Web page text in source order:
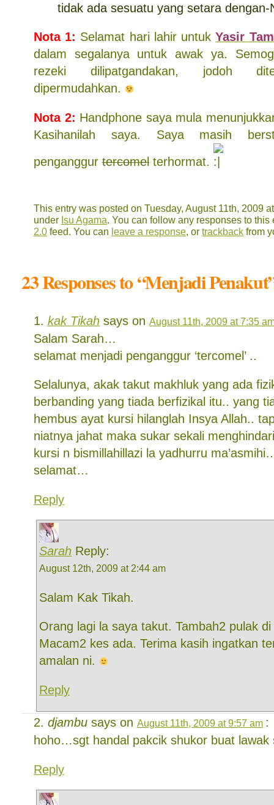
tidak ada sesuatu yang setara dengan-
Nota 1: Selamat hari lahir untukYasir
dalam segalanya untuk awak ya.
rezeki dilipatgandakan, jodoh
dipermudahkan.
Nota 2: Handphone saya mula
Kasihanilah saya. Saya masih
penganggur tercomel terhormat.
This entry was posted on Tuesday, August 11th, 2009
under Isu Agama. You can follow any responses to
2.0 feed. You can leave a response, or trackback from
23 Responses to “Menjadi
kak Tikah says on August 11th, 2009 at 7:35
Salam Sarah…
selamat menjadi penganggur ‘tercomel’ ..
Selalunya, akak takut makhluk yang ada
berbanding yang tiada berfizikal itu.. yang
hembus ayat kursi hilanglah Insya Allah..
niatnya jahat maka sukar sekali
kursi n bismillahillazi la yadhurru
selamat…
Reply
Sarah Reply:
August 12th, 2009 at 2:44 am
Salam Kak Tikah.
Orang lagi la saya takut. Tambah2 pulak
Macam2 kes ada. Terima kasih ingatkan
amalan ni.
Reply
djambu says on August 11th, 2009 at 9:57 am :
hoho…sgt handal pakcik shukor buat
Reply